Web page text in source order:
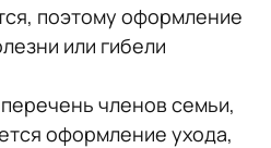
поэтому оформление
или гибели
членов семьи,
оформление ухода,